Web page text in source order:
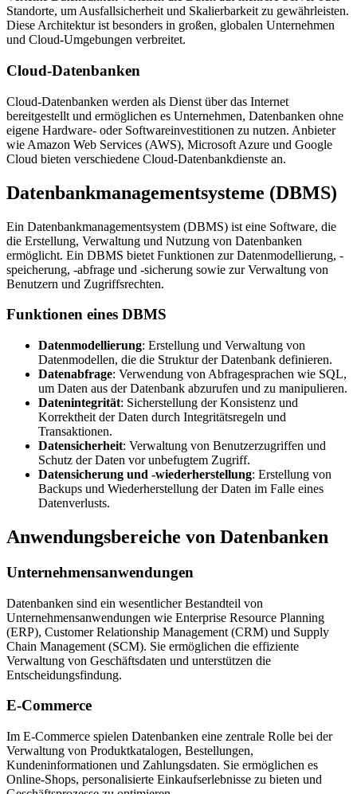
Standorte, um Ausfallsicherheit und Skalierbarkeit zu gewährleisten.
Diese Architektur ist besonders in großen, globalen Unternehmen
und Cloud-Umgebungen verbreitet.
Cloud-Datenbanken
Cloud-Datenbanken werden als Dienst über das Internet
bereitgestellt und ermöglichen es Unternehmen, Datenbanken ohne
eigene Hardware- oder Softwareinvestitionen zu nutzen. Anbieter
wie Amazon Web Services (AWS), Microsoft Azure und Google
Cloud bieten verschiedene Cloud-Datenbankdienste an.
Datenbankmanagementsysteme (DBMS)
Ein Datenbankmanagementsystem (DBMS) ist eine Software, die
die Erstellung, Verwaltung und Nutzung von Datenbanken
ermöglicht. Ein DBMS bietet Funktionen zur Datenmodellierung, -
speicherung, -abfrage und -sicherung sowie zur Verwaltung von
Benutzern und Zugriffsrechten.
Funktionen eines DBMS
Datenmodellierung: Erstellung und Verwaltung von
Datenmodellen, die die Struktur der Datenbank definieren.
Datenabfrage: Verwendung von Abfragesprachen wie SQL,
um Daten aus der Datenbank abzurufen und zu manipulieren.
Datenintegrität: Sicherstellung der Konsistenz und
Korrektheit der Daten durch Integritätsregeln und
Transaktionen.
Datensicherheit: Verwaltung von Benutzerzugriffen und
Schutz der Daten vor unbefugtem Zugriff.
Datensicherung und -wiederherstellung: Erstellung von
Backups und Wiederherstellung der Daten im Falle eines
Datenverlusts.
Anwendungsbereiche von Datenbanken
Unternehmensanwendungen
Datenbanken sind ein wesentlicher Bestandteil von
Unternehmensanwendungen wie Enterprise Resource Planning
(ERP), Customer Relationship Management (CRM) und Supply
Chain Management (SCM). Sie ermöglichen die effiziente
Verwaltung von Geschäftsdaten und unterstützen die
Entscheidungsfindung.
E-Commerce
Im E-Commerce spielen Datenbanken eine zentrale Rolle bei der
Verwaltung von Produktkatalogen, Bestellungen,
Kundeninformationen und Zahlungsdaten. Sie ermöglichen es
Online-Shops, personalisierte Einkaufserlebnisse zu bieten und